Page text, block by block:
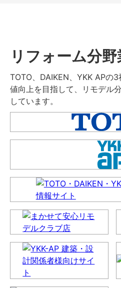
リフォーム分
TOTO、DAIKEN、YKK APの
値向上を目指して、リモデル
しています。